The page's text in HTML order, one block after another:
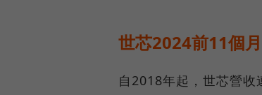
世芯2024前11個
自2018年起，世芯營